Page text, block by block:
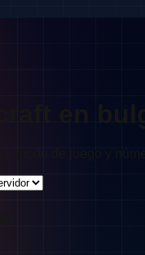
en
modo de juego y